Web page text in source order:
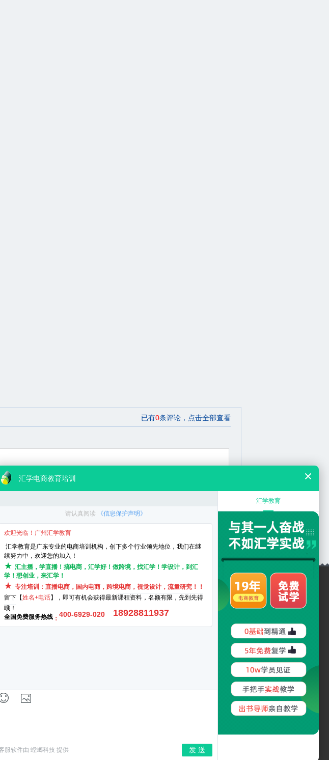
校区分布
天河区_华师校区 电话：020-38108280
海珠区_昌岗校区 电话：020-89202386
白云区_三元里校区 电话：020-23364663